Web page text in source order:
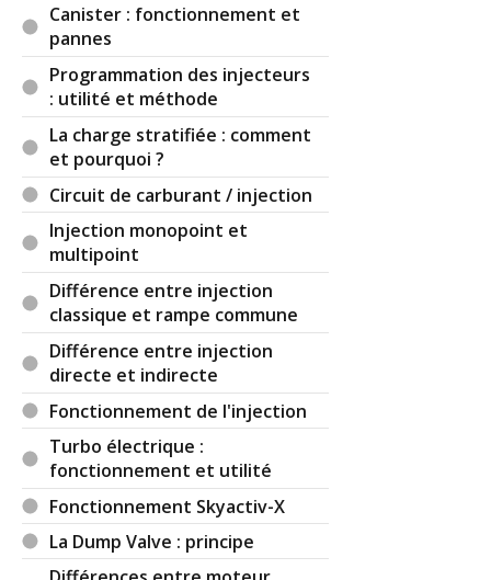
Canister : fonctionnement et
pannes
Programmation des injecteurs
: utilité et méthode
La charge stratifiée : comment
et pourquoi ?
Circuit de carburant / injection
Injection monopoint et
multipoint
Différence entre injection
classique et rampe commune
Différence entre injection
directe et indirecte
Fonctionnement de l'injection
Turbo électrique :
fonctionnement et utilité
Fonctionnement Skyactiv-X
La Dump Valve : principe